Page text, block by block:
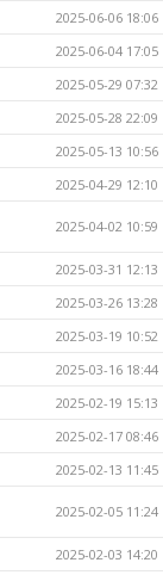
2025-06-06 18:06
2025-06-04 17:05
2025-05-29 07:32
2025-05-28 22:09
2025-05-13 10:56
2025-04-29 12:10
2025-04-02 10:59
2025-03-31 12:13
2025-03-26 13:28
2025-03-19 10:52
2025-03-16 18:44
2025-02-19 15:13
2025-02-17 08:46
2025-02-13 11:45
2025-02-05 11:24
2025-02-03 14:20